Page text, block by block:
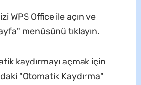
WPS Office ile açın ve
menüsünü tıklayın.
kaydırmayı açmak için
"Otomatik Kaydırma"